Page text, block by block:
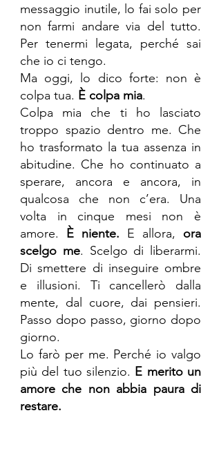
messaggio inutile, lo fai solo per
non farmi andare via del tutto.
Per tenermi legata, perché sai
che io ci tengo.
Ma oggi, lo dico forte: non è
colpa tua. È colpa mia.
Colpa mia che ti ho lasciato
troppo spazio dentro me. Che
ho trasformato la tua assenza in
abitudine. Che ho continuato a
sperare, ancora e ancora, in
qualcosa che non c’era. Una
volta in cinque mesi non è
amore. È niente. E allora, ora
scelgo me. Scelgo di liberarmi.
Di smettere di inseguire ombre
e illusioni. Ti cancellerò dalla
mente, dal cuore, dai pensieri.
Passo dopo passo, giorno dopo
giorno.
Lo farò per me. Perché io valgo
più del tuo silenzio. E merito un
amore che non abbia paura di
restare.